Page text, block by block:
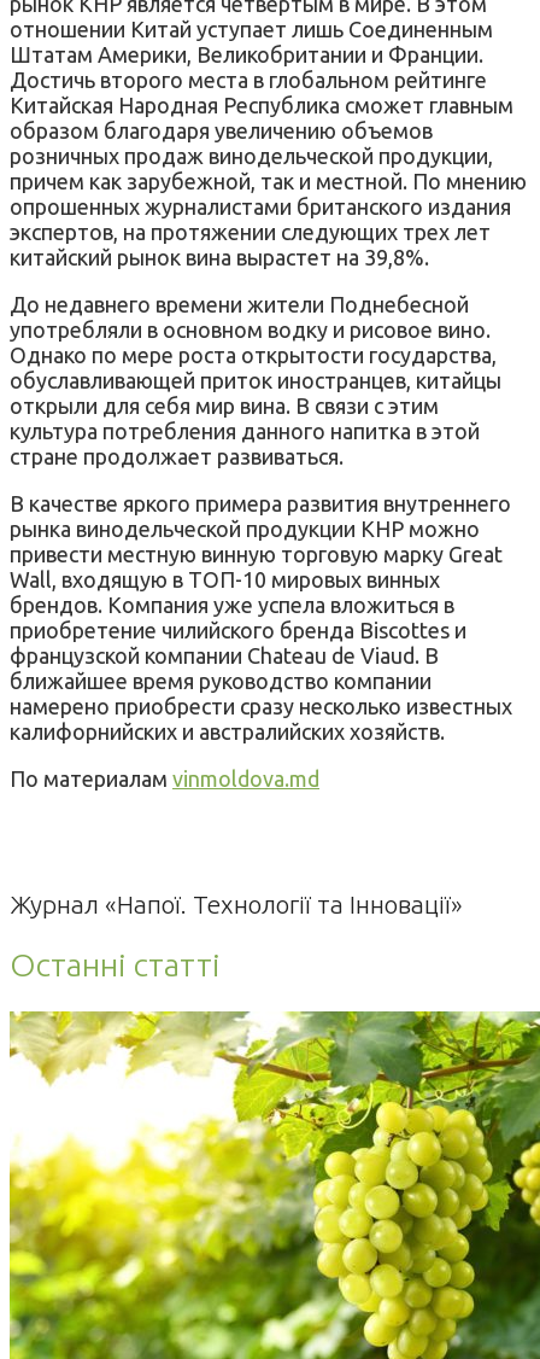
отношении Китай уступает лишь Соединенным
Штатам Америки, Великобритании и Франции.
Достичь второго места в глобальном рейтинге
Китайская Народная Республика сможет главным
образом благодаря увеличению объемов
розничных продаж винодельческой продукции,
причем как зарубежной, так и местной. По мнению
опрошенных журналистами британского издания
экспертов, на протяжении следующих трех лет
китайский рынок вина вырастет на 39,8%.
До недавнего времени жители Поднебесной
употребляли в основном водку и рисовое вино.
Однако по мере роста открытости государства,
обуславливающей приток иностранцев, китайцы
открыли для себя мир вина. В связи с этим
культура потребления данного напитка в этой
стране продолжает развиваться.
В качестве яркого примера развития внутреннего
рынка винодельческой продукции КНР можно
привести местную винную торговую марку Great
Wall, входящую в ТОП-10 мировых винных
брендов. Компания уже успела вложиться в
приобретение чилийского бренда Biscottes и
французской компании Chateau de Viaud. В
ближайшее время руководство компании
намерено приобрести сразу несколько известных
калифорнийских и австралийских хозяйств.
По материалам vinmoldova.md
Журнал «Напої. Технології та Інновації»
Останні статті